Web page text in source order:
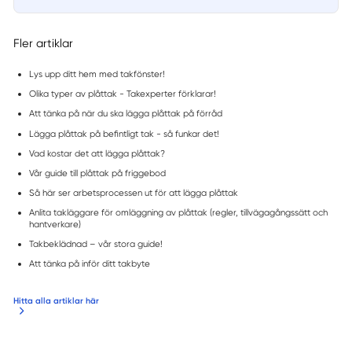
Fler artiklar
Lys upp ditt hem med takfönster!
Olika typer av plåttak - Takexperter förklarar!
Att tänka på när du ska lägga plåttak på förråd
Lägga plåttak på befintligt tak - så funkar det!
Vad kostar det att lägga plåttak?
Vår guide till plåttak på friggebod
Så här ser arbetsprocessen ut för att lägga plåttak
Anlita takläggare för omläggning av plåttak (regler, tillvägagångssätt och
hantverkare)
Takbeklädnad – vår stora guide!
Att tänka på inför ditt takbyte
Hitta alla artiklar här